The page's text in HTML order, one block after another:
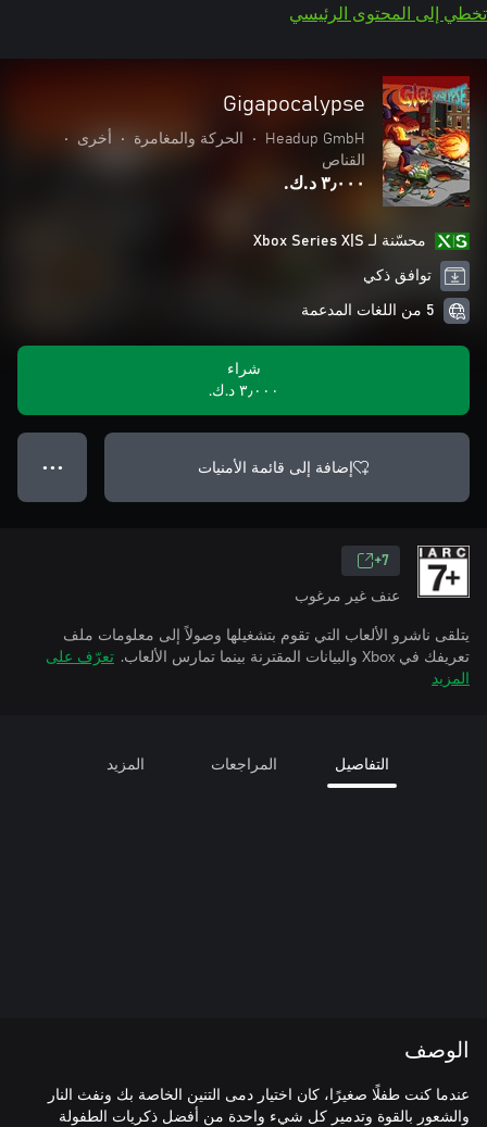
تخطي إلى المحتوى الرئيسي
Gigapocalypse
Headup GmbH
• الحركة والمغامرة • أخرى
•
القناص
٣٫٠٠٠ د.ك.‏
محسّنة لـ Xbox Series X|S
توافق ذكي
5 من اللغات المدعمة
شراء
٣٫٠٠٠ د.ك.‏
إضافة إلى قائمة الأمنيات ● ● ●
7+
عنف غير مرغوب
يتلقى ناشرو الألعاب التي تقوم بتشغيلها وصولاً إلى معلومات ملف
تعريفك في Xbox والبيانات المقترنة بينما تمارس الألعاب.
تعرّف على
المزيد
التفاصيل المراجعات المزيد
الوصف
عندما كنت طفلًا صغيرًا، كان اختيار دمى التنين الخاصة بك ونفث النار
والشعور بالقوة وتدمير كل شيء واحدة من أفضل ذكريات الطفولة